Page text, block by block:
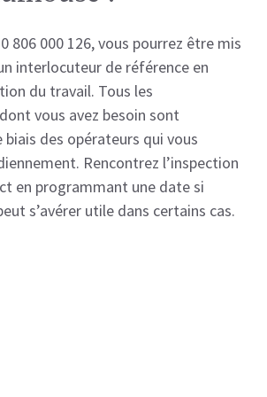
806 000 126, vous pourrez être mis
interlocuteur de référence en
du travail. Tous les
vous avez besoin sont
biais des opérateurs qui vous
Rencontrez l’inspection
en programmant une date si
s’avérer utile dans certains cas.